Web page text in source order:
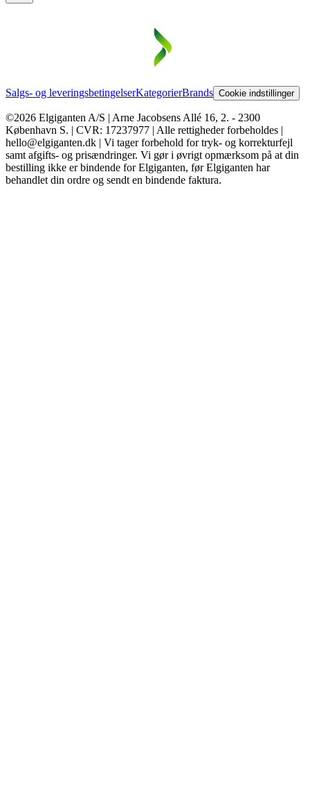
Salgs- og leveringsbetingelserKategorierBrands Cookie indstillinger
©2026 Elgiganten A/S | Arne Jacobsens Allé 16, 2. - 2300
København S. | CVR: 17237977 | Alle rettigheder forbeholdes |
hello@elgiganten.dk | Vi tager forbehold for tryk- og korrekturfejl
samt afgifts- og prisændringer. Vi gør i øvrigt opmærksom på at din
bestilling ikke er bindende for Elgiganten, før Elgiganten har
behandlet din ordre og sendt en bindende faktura.